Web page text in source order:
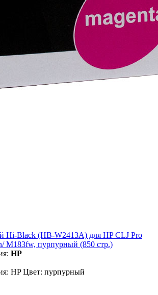
Hi-Black (HB-W2413A) для HP CLJ Pro
M183fw, пурпурный (850 стр.)
HP
HP Цвет: пурпурный